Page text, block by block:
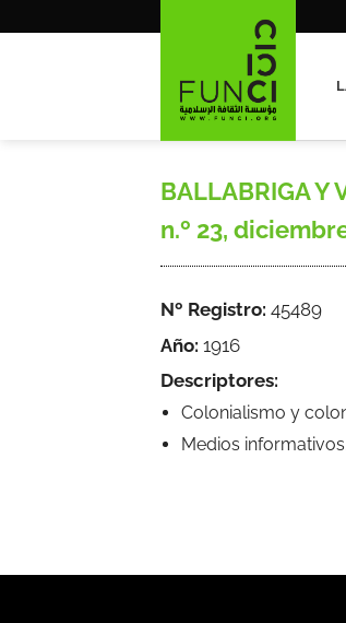
BALLABRIGA
n.º 23,
Nº Registro: 45489
Año: 1916
Descriptores:
Colonialismo y
Medios